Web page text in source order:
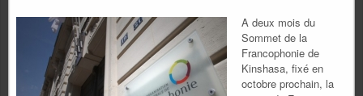
A deux mois du
Sommet de la
Francophonie de
Kinshasa, fixé en
octobre prochain, la